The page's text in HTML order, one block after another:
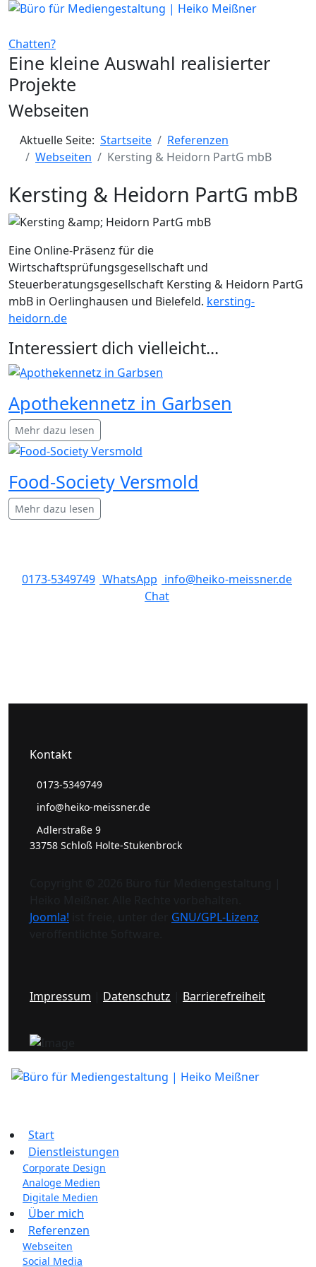
Chatten?
Eine kleine Auswahl realisierter
Projekte
Webseiten
Aktuelle Seite: Startseite
Referenzen
Webseiten
Kersting & Heidorn PartG mbB
Kersting & Heidorn PartG mbB
Eine Online-Präsenz für die
Wirtschaftsprüfungsgesellschaft und
Steuerberatungsgesellschaft Kersting & Heidorn PartG
mbB in Oerlinghausen und Bielefeld. kersting-
heidorn.de
Interessiert dich vielleicht...
Apothekennetz in Garbsen
Mehr dazu lesen
Food-Society Versmold
Mehr dazu lesen
0173-5349749 WhatsApp info@heiko-meissner.de
Chat
Kontakt
0173-5349749
info@heiko-meissner.de
Adlerstraße 9
33758 Schloß Holte-Stukenbrock
Joomla!
GNU/GPL-Lizenz
Impressum Datenschutz Barrierefreiheit
Start
Dienstleistungen
Corporate Design
Analoge Medien
Digitale Medien
Über mich
Referenzen
Webseiten
Social Media